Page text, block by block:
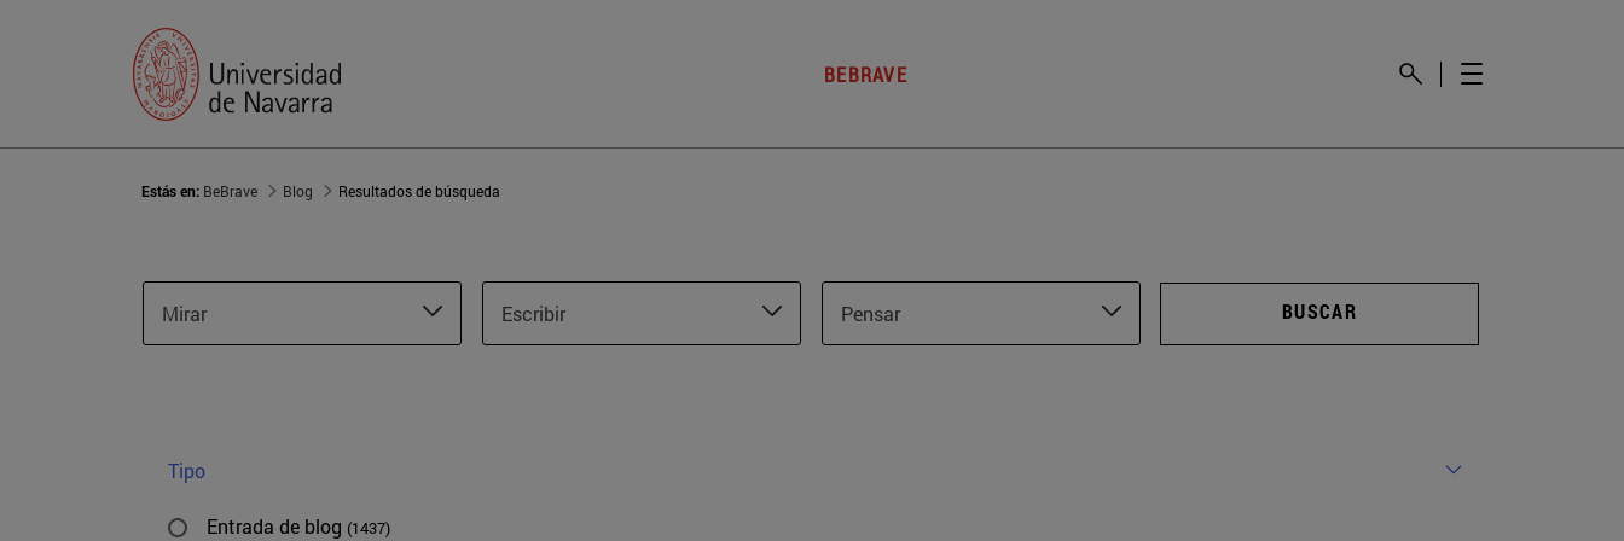
BEBRAVE
Estás en: BeBrave Blog Resultados de búsqueda
Mirar Escribir Pensar BUSCAR
Tipo
Entrada de blog (1437)